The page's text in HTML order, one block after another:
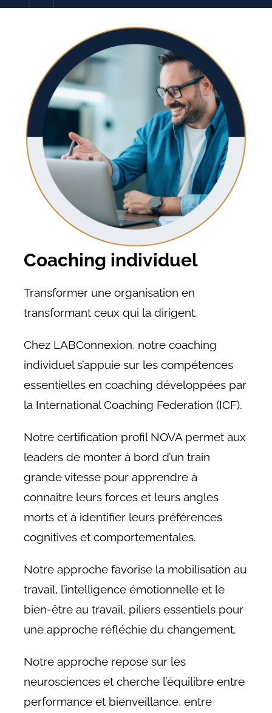
Coaching individuel
Transformer une organisation en
transformant ceux qui la dirigent.
Chez LABConnexion, notre coaching
individuel s’appuie sur les compétences
essentielles en coaching développées par
la International Coaching Federation (ICF).
Notre certification profil NOVA permet aux
leaders de monter à bord d’un train
grande vitesse pour apprendre à
connaître leurs forces et leurs angles
morts et à identifier leurs préférences
cognitives et comportementales.
Notre approche favorise la mobilisation au
travail, l’intelligence émotionnelle et le
bien-être au travail, piliers essentiels pour
une approche réfléchie du changement.
Notre approche repose sur les
neurosciences et cherche l’équilibre entre
performance et bienveillance, entre